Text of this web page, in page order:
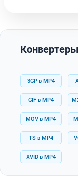
3GP в MP4
GIF в MP4
MOV в MP4
TS в MP4
XVID в MP4